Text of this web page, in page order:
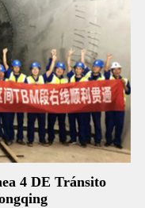
4 DE Tránsito